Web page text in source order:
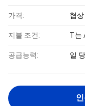
가격: 협
지불 조건: T는
공급능력: 일